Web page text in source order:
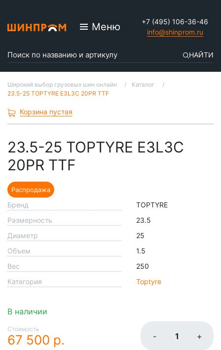
Меню
+7 (495) 106-36-46
info@shinprom.ru
НАЙТИ
Широкий выбор грузовых шин онлайн
Каталог
23.5-25 TOPTYRE E3L3C 20PR TTF
Корзина пустая
23.5-25 TOPTYRE E3L3C
20PR TTF
Распродажа
Бренд
TOPTYRE
Размерность
23.5
Диаметр
25
Объем
1.5
Вес
250
Категория
Toptyre
В наличии
Стоимость
67 500 р. - +